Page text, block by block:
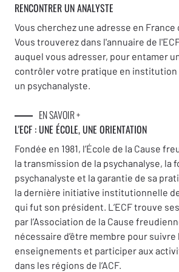
RENCONTRER UN ANALYSTE
Vous cherchez une adresse en France
Vous trouverez dans l'annuaire de
auquel vous adresser, pour entamer
contrôler votre pratique en institution
un psychanalyste.
EN SAVOIR +
L'ECF : UNE ÉCOLE, UNE ORIENTATION
Fondée en 1981, l’École de la Cause
la transmission de la psychanalyse, la
psychanalyste et la garantie de sa
la dernière initiative institutionnelle
qui fut son président. L’ECF trouve
par l’Association de la Cause
nécessaire d’être membre pour suivre
enseignements et participer aux
dans les régions de l’ACF.